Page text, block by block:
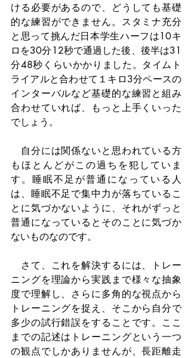
ける必要があるので、どうしても基礎
的な練習ができません。スタミナ充分
と思って挑んだ日本学生ハーフは10キ
ロを30分12秒で通過した後、後半は31
分48秒くらいかかりました。タイムト
ライアルと合わせて１キロ3分ペースの
インターバルなど基礎的な練習と組み
合わせていれば、もっと上手くいった
でしょう。
自分には関係ないと思われている方
もほとんどがこの過ちを犯していま
す。睡眠不足が普通になっている人
は、睡眠不足で集中力が落ちているこ
とに気づかないように、それがずっと
普通になっているとそのことに気づか
ないものなのです。
さて、これを解決するには、トレー
ニングを理論から実践まで様々な抽象
度で理解し、さらに多角的な視点から
トレーニングを捉え、そこから自分で
多少の試行錯誤をすることです。ここ
までの記述はトレーニングという一つ
の観点でしかありませんが、長距離走